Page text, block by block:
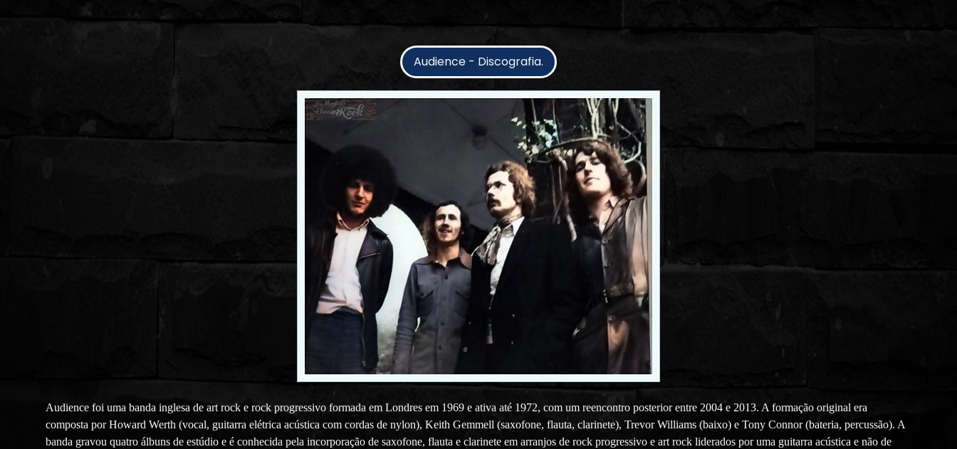
Audience - Discografia.
Audience foi uma banda inglesa de art rock e rock progressivo formada em Londres em 1969 e ativa até 1972, com um reencontro posterior entre 2004 e 2013. A formação original era
composta por Howard Werth (vocal, guitarra elétrica acústica com cordas de nylon), Keith Gemmell (saxofone, flauta, clarinete), Trevor Williams (baixo) e Tony Connor (bateria, percussão). A
banda gravou quatro álbuns de estúdio e é conhecida pela incorporação de saxofone, flauta e clarinete em arranjos de rock progressivo e art rock liderados por uma guitarra acústica e não de